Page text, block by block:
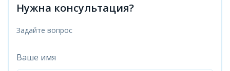
Нужна консультация?
Задайте вопрос
Ваше имя